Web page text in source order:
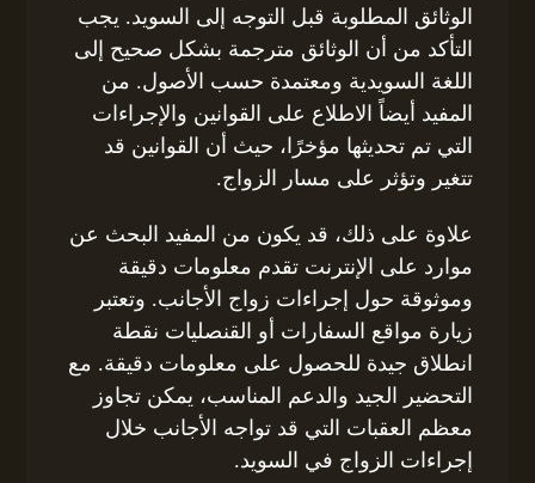
الوثائق المطلوبة قبل التوجه إلى السويد. يجب
التأكد من أن الوثائق مترجمة بشكل صحيح إلى
اللغة السويدية ومعتمدة حسب الأصول. من
المفيد أيضاً الاطلاع على القوانين والإجراءات
التي تم تحديثها مؤخرًا، حيث أن القوانين قد
تتغير وتؤثر على مسار الزواج.
علاوة على ذلك، قد يكون من المفيد البحث عن
موارد على الإنترنت تقدم معلومات دقيقة
وموثوقة حول إجراءات زواج الأجانب. وتعتبر
زيارة مواقع السفارات أو القنصليات نقطة
انطلاق جيدة للحصول على معلومات دقيقة. مع
التحضير الجيد والدعم المناسب، يمكن تجاوز
معظم العقبات التي قد تواجه الأجانب خلال
إجراءات الزواج في السويد.